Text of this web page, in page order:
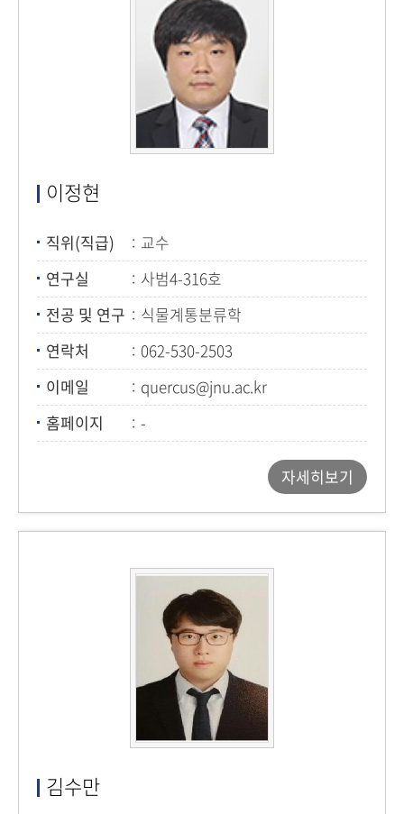
이정현
직위(직급)
교수
연구실
사범4-316호
전공 및 연구
식물계통분류학
연락처
062-530-2503
이메일
quercus@jnu.ac.kr
홈페이지
-
자세히보기
김수만